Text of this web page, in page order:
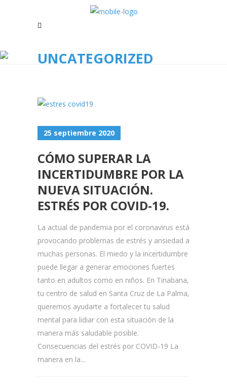
UNCATEGORIZED
25 septiembre 2020
CÓMO SUPERAR LA
INCERTIDUMBRE POR LA
NUEVA SITUACIÓN.
ESTRÉS POR COVID-19.
La actual de pandemia por el coronavirus está
provocando problemas de estrés y ansiedad a
muchas personas. El miedo y la incertidumbre
puede llegar a generar emociones fuertes
tanto en adultos como en niños. En Tinabana,
tu centro de salud en Santa Cruz de La Palma,
queremos ayudarte a fortalecer tu salud
mental para lidiar con esta situación de la
manera más saludable posible.
Consecuencias del estrés por COVID-19 La
manera en la...